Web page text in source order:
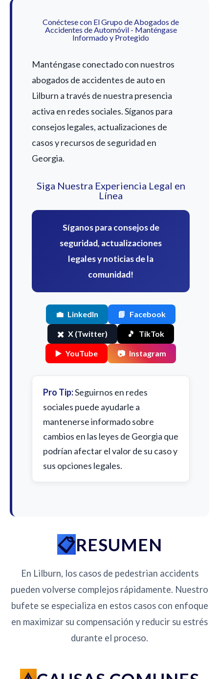
Conéctese con El Grupo de Abogados de
Accidentes de Automóvil - Manténgase
Informado y Protegido
Manténgase conectado con nuestros
abogados de accidentes de auto en
Lilburn a través de nuestra presencia
activa en redes sociales. Síganos para
consejos legales, actualizaciones de
casos y recursos de seguridad en
Georgia.
Siga Nuestra Experiencia Legal en
Línea
Síganos para consejos de
seguridad, actualizaciones
legales y noticias de la
comunidad!
💼 LinkedIn 📘 Facebook
✖️ X (Twitter) 🎵 TikTok
▶️ YouTube 📷 Instagram
Pro Tip:Seguirnos en redes
sociales puede ayudarle a
mantenerse informado sobre
cambios en las leyes de Georgia que
podrían afectar el valor de su caso y
sus opciones legales.
RESUMEN
En Lilburn, los casos de pedestrian accidents
pueden volverse complejos rápidamente. Nuestro
bufete se especializa en estos casos con enfoque
en maximizar su compensación y reducir su estrés
durante el proceso.